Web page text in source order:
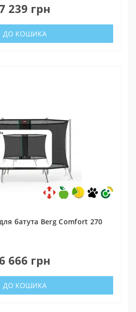
239 грн
ДО КОШИКА
батута Berg Comfort 270
666 грн
ДО КОШИКА